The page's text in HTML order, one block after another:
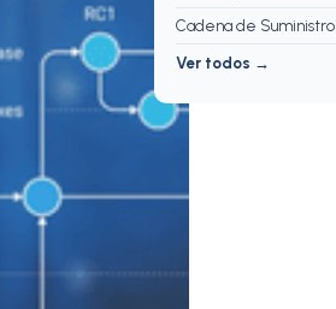
Cadena de Suministro
Ver todos →